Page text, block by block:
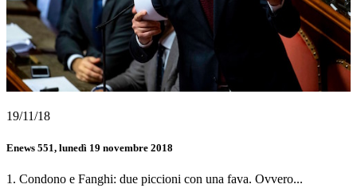
19/11/18
Enews 551, lunedì 19 novembre 2018
1. Condono e Fanghi: due piccioni con una fava. Ovvero...